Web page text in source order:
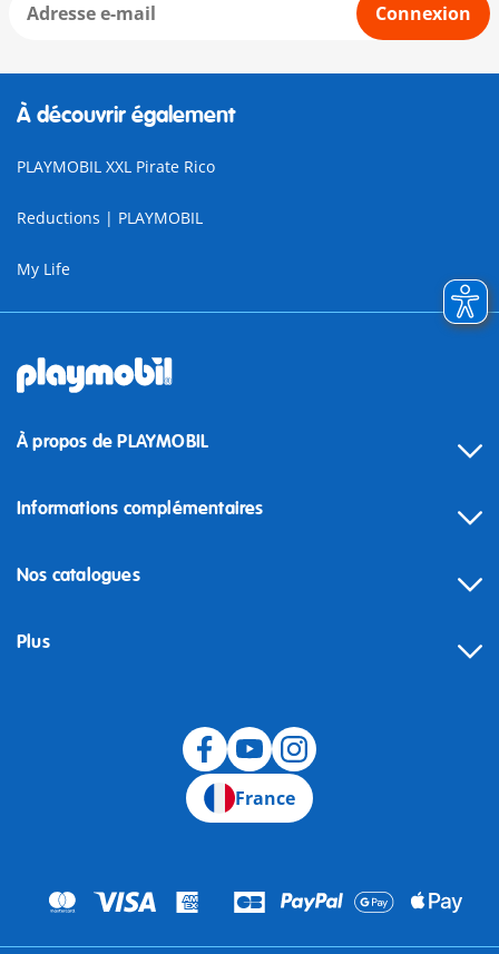
Connexion
À découvrir également
PLAYMOBIL XXL Pirate Rico
Reductions | PLAYMOBIL
My Life
À propos de PLAYMOBIL
Informations complémentaires
Nos catalogues
Plus
France